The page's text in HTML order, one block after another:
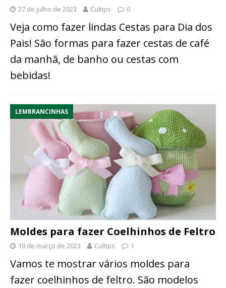
27 de julho de 2023 Cultips 0
Veja como fazer lindas Cestas para Dia dos
Pais! São formas para fazer cestas de café
da manhã, de banho ou cestas com
bebidas!
LEMBRANCINHAS
Moldes para fazer Coelhinhos de Feltro
19 de março de 2023 Cultips 1
Vamos te mostrar vários moldes para
fazer coelhinhos de feltro. São modelos